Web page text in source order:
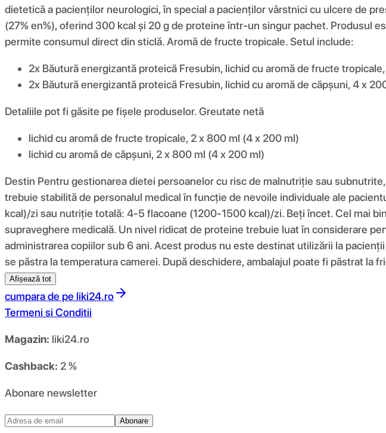
dietetică a pacienților neurologici, în special a pacienților vârstnici cu ulcere de
(27% en%), oferind 300 kcal și 20 g de proteine ​​într-un singur pachet. Produsul
permite consumul direct din sticlă. Aromă de fructe tropicale. Setul include:
2x Băutură energizantă proteică Fresubin, lichid cu aromă de fructe
2x Băutură energizantă proteică Fresubin, lichid cu aromă de căpșuni, 4 x
Detaliile pot fi găsite pe fișele produselor. Greutate netă
lichid cu aromă de fructe tropicale, 2 x 800 ml (4 x 200 ml)
lichid cu aromă de căpșuni, 2 x 800 ml (4 x 200 ml)
Destin Pentru gestionarea dietei persoanelor cu risc de malnutriție sau
trebuie stabilită de personalul medical în funcție de nevoile individuale ale
kcal)/zi sau nutriție totală: 4-5 flacoane (1200-1500 kcal)/zi. Beți încet. Cel mai
supraveghere medicală. Un nivel ridicat de proteine ​​trebuie luat în considerare
administrarea copiilor sub 6 ani. Acest produs nu este destinat utilizării la
se păstra la temperatura camerei. După deschidere, ambalajul poate fi păstrat la
Afișează tot
cumpara de pe liki24.ro
Termeni si Conditii
Magazin: liki24.ro
Cashback: 2 %
Abonare newsletter
Abonare